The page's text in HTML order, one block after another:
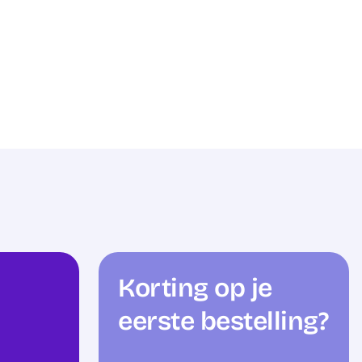
Korting op je
eerste bestelling?